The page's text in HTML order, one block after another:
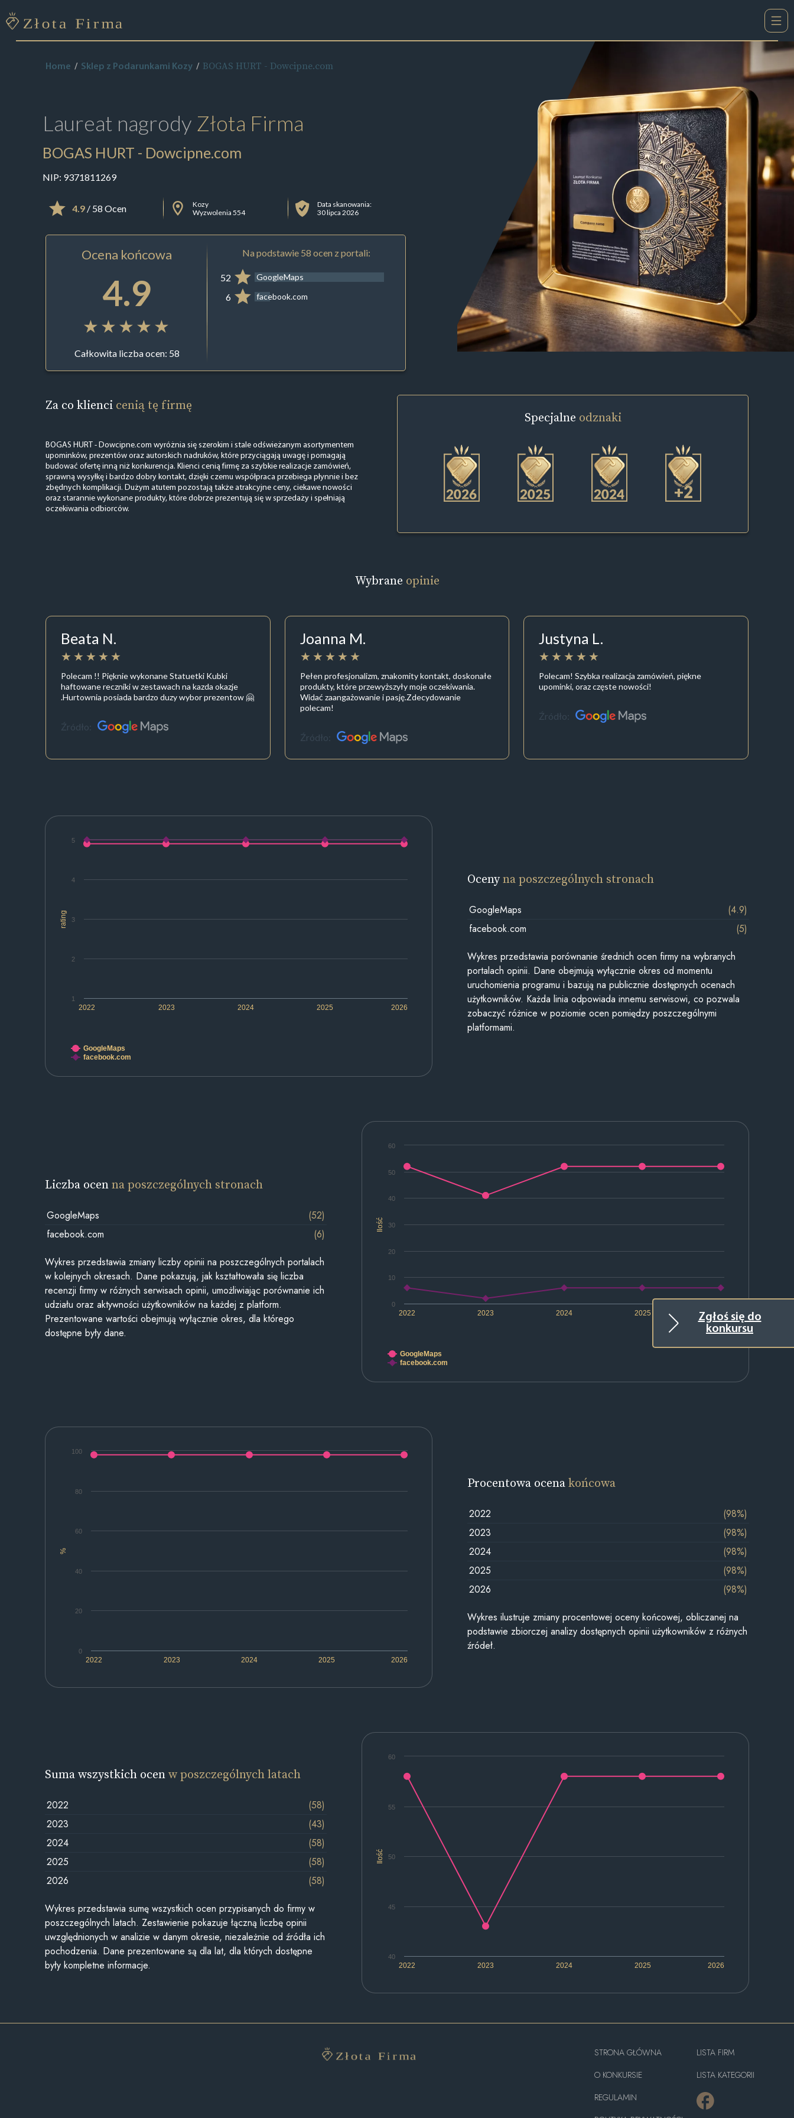
Zgłoś się do
konkursu
Home Sklep z Podarunkami Kozy BOGAS HURT - Dowcipne.com
Laureat nagrody Złota Firma
BOGAS HURT - Dowcipne.com
NIP: 9371811269
4.9/ 58 Ocen
Kozy
Wyzwolenia 554
Data skanowania:
30 lipca 2026
Ocena końcowa
4.9
Całkowita liczba ocen: 58
Na podstawie 58 ocen z portali:
52 GoogleMaps
6 facebook.com
Za co klienci cenią tę firmę
BOGAS HURT - Dowcipne.com wyróżnia się szerokim i stale odświeżanym asortymentem
upominków, prezentów oraz autorskich nadruków, które przyciągają uwagę i pomagają
budować ofertę inną niż konkurencja. Klienci cenią firmę za szybkie realizacje zamówień,
sprawną wysyłkę i bardzo dobry kontakt, dzięki czemu współpraca przebiega płynnie i bez
zbędnych komplikacji. Dużym atutem pozostają także atrakcyjne ceny, ciekawe nowości
oraz starannie wykonane produkty, które dobrze prezentują się w sprzedaży i spełniają
oczekiwania odbiorców.
Specjalne odznaki
+2
Wybrane opinie
Beata N.
Polecam !! Pięknie wykonane Statuetki Kubki
haftowane reczniki w zestawach na kazda okazje
.Hurtownia posiada bardzo duzy wybor prezentow 🤗
Źródło:
Joanna M.
Pełen profesjonalizm, znakomity kontakt, doskonałe
produkty, które przewyższyły moje oczekiwania.
Widać zaangażowanie i pasję.Zdecydowanie
polecam!
Źródło:
Justyna L.
Polecam! Szybka realizacja zamówień, piękne
upominki, oraz częste nowości!
Źródło:
rating
2022 2023 2024 2025 2026
1
2
3
4
5
GoogleMaps
facebook.com
Ocenyna poszczególnych stronach
GoogleMaps
(4.9)
facebook.com
(5)
Wykres przedstawia porównanie średnich ocen firmy na wybranych
portalach opinii. Dane obejmują wyłącznie okres od momentu
uruchomienia programu i bazują na publicznie dostępnych ocenach
użytkowników. Każda linia odpowiada innemu serwisowi, co pozwala
zobaczyć różnice w poziomie ocen pomiędzy poszczególnymi
platformami.
Ilość
2022 2023 2024 2025 2026
0
10
20
30
40
50
60
GoogleMaps
facebook.com
Liczba ocenna poszczególnych stronach
GoogleMaps
(52)
facebook.com
(6)
Wykres przedstawia zmiany liczby opinii na poszczególnych portalach
w kolejnych okresach. Dane pokazują, jak kształtowała się liczba
recenzji firmy w różnych serwisach opinii, umożliwiając porównanie ich
udziału oraz aktywności użytkowników na każdej z platform.
Prezentowane wartości obejmują wyłącznie okres, dla którego
dostępne były dane.
%
2022 2023 2024 2025 2026
0
20
40
60
80
100
Procentowa ocenakońcowa
2022
(98%)
2023
(98%)
2024
(98%)
2025
(98%)
2026
(98%)
Wykres ilustruje zmiany procentowej oceny końcowej, obliczanej na
podstawie zbiorczej analizy dostępnych opinii użytkowników z różnych
źródeł.
Ilość
2022 2023 2024 2025 2026
40
45
50
55
60
Suma wszystkich ocenw poszczególnych latach
2022
(58)
2023
(43)
2024
(58)
2025
(58)
2026
(58)
Wykres przedstawia sumę wszystkich ocen przypisanych do firmy w
poszczególnych latach. Zestawienie pokazuje łączną liczbę opinii
uwzględnionych w analizie w danym okresie, niezależnie od źródła ich
pochodzenia. Dane prezentowane są dla lat, dla których dostępne
były kompletne informacje.
STRONA GŁÓWNA
O KONKURSIE
REGULAMIN
LISTA FIRM
LISTA KATEGORII